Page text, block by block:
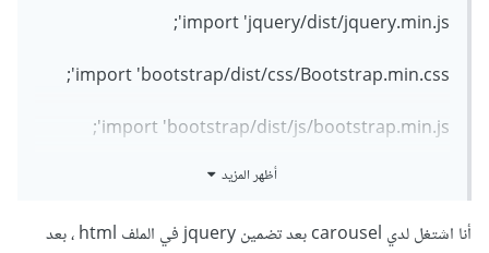
        interval
: 2000
});
import 'jquery/dist/jquery.min.js';
import 'bootstrap/dist/css/Bootstrap.min.css';
import 'bootstrap/dist/js/bootstrap.min.js';
import "./css/style.css";
import './scss/style.scss';
أظهر المزيد
أنا اشتغل لدي carousel بعد تضمين jquery في الملف html ، بعد